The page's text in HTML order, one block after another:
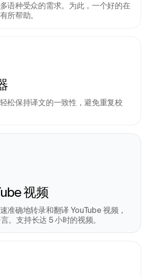
语种受众的需求。为此，一个好的在
所帮助。
松保持译文的一致性，避免重复校
视频
准确地转录和翻译 YouTube 视频，
。支持长达 5 小时的视频。